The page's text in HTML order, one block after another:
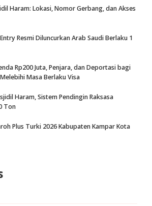
Haram: Lokasi, Nomor Gerbang, dan Akses
Resmi Diluncurkan Arab Saudi Berlaku 1
Rp200 Juta, Penjara, dan Deportasi bagi
Masa Berlaku Visa
Haram, Sistem Pendingin Raksasa
Ton
Plus Turki 2026 Kabupaten Kampar Kota